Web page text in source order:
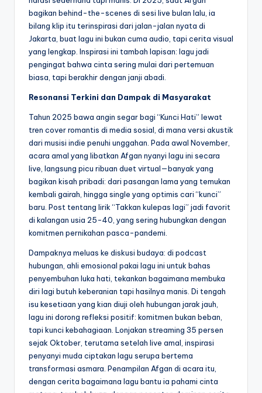
bagikan behind-the-scenes di sesi live bulan lalu, ia
bilang klip itu terinspirasi dari jalan-jalan nyata di
Jakarta, buat lagu ini bukan cuma audio, tapi cerita visual
yang lengkap. Inspirasi ini tambah lapisan: lagu jadi
pengingat bahwa cinta sering mulai dari pertemuan
biasa, tapi berakhir dengan janji abadi.
Resonansi Terkini dan Dampak di Masyarakat
Tahun 2025 bawa angin segar bagi “Kunci Hati” lewat
tren cover romantis di media sosial, di mana versi akustik
dari musisi indie penuhi unggahan. Pada awal November,
acara amal yang libatkan Afgan nyanyi lagu ini secara
live, langsung picu ribuan duet virtual—banyak yang
bagikan kisah pribadi: dari pasangan lama yang temukan
kembali gairah, hingga single yang optimis cari “kunci”
baru. Post tentang lirik “Takkan kulepas lagi” jadi favorit
di kalangan usia 25-40, yang sering hubungkan dengan
komitmen pernikahan pasca-pandemi.
Dampaknya meluas ke diskusi budaya: di podcast
hubungan, ahli emosional pakai lagu ini untuk bahas
penyembuhan luka hati, tekankan bagaimana membuka
diri lagi butuh keberanian tapi hasilnya manis. Di tengah
isu kesetiaan yang kian diuji oleh hubungan jarak jauh,
lagu ini dorong refleksi positif: komitmen bukan beban,
tapi kunci kebahagiaan. Lonjakan streaming 35 persen
sejak Oktober, terutama setelah live amal, inspirasi
penyanyi muda ciptakan lagu serupa bertema
transformasi asmara. Penampilan Afgan di acara itu,
dengan cerita bagaimana lagu bantu ia pahami cinta